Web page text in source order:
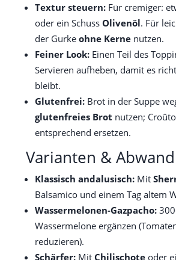
Textur steuern:Für cremiger:
oder ein Schuss Olivenöl. Für
der Gurke ohne Kernenutzen.
Feiner Look:Einen Teil des
Servieren aufheben, damit es
bleibt.
Glutenfrei:Brot in der Suppe
glutenfreies Brot nutzen;
entsprechend ersetzen.
Varianten &
Klassisch andalusisch:Mit
Balsamico und einem Tag altem
Wassermelonen-Gazpacho:
Wassermelone ergänzen
reduzieren).
Schärfer:Mit Chilischoteoder